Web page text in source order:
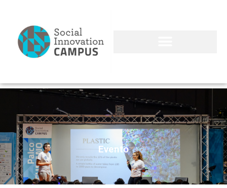
Evento